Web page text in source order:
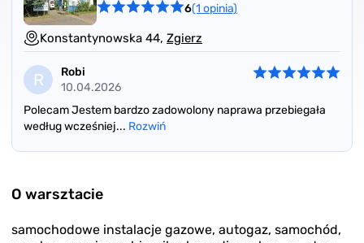
6(1 opinia)
Konstantynowska 44, Zgierz
R
Robi
10.04.2026
Polecam Jestem bardzo zadowolony naprawa przebiegała
według wcześniej... Rozwiń
of
1
O warsztacie
samochodowe instalacje gazowe, autogaz, samochód,